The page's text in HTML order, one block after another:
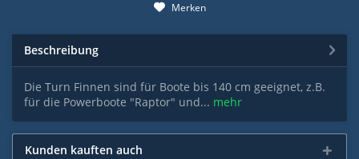
Merken
Beschreibung
Die Turn Finnen sind für Boote bis 140 cm geeignet, z.B.
für die Powerboote "Raptor" und... mehr
Kunden kauften auch